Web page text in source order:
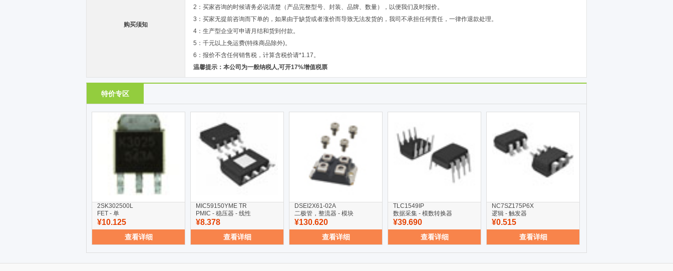
购买须知
2：买家咨询的时候请务必说清楚（产品完整型号、封装、品牌、数量），以便我们及时报价。
3：买家无提前咨询而下单的，如果由于缺货或者涨价而导致无法发货的，我司不承担任何责任，一律作退款处理。
4：生产型企业可申请月结和货到付款。
5：千元以上免运费(特殊商品除外)。
6：报价不含任何销售税，计算含税价请*1.17。
温馨提示：本公司为一般纳税人,可开17%增值税票
特价专区
2SK302500L
FET - 单
¥10.125
查看详细
MIC59150YME TR
PMIC - 稳压器 - 线性
¥8.378
查看详细
DSEI2X61-02A
二极管，整流器 - 模块
¥130.620
查看详细
TLC1549IP
数据采集 - 模数转换器
¥39.690
查看详细
NC7SZ175P6X
逻辑 - 触发器
¥0.515
查看详细